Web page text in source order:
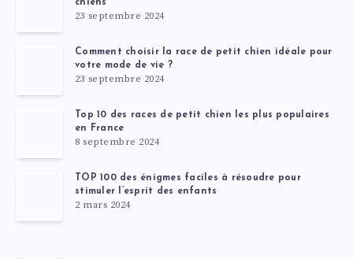
chiens
23 septembre 2024
Comment choisir la race de petit chien idéale pour
votre mode de vie ?
23 septembre 2024
Top 10 des races de petit chien les plus populaires
en France
8 septembre 2024
TOP 100 des énigmes faciles à résoudre pour
stimuler l’esprit des enfants
2 mars 2024